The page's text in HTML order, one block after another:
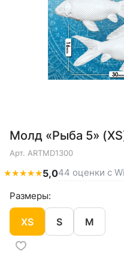
Молд «Рыба 5»
Арт. ARTMD1300
★★★★★5,044 оценки с
Размеры:
XS S M